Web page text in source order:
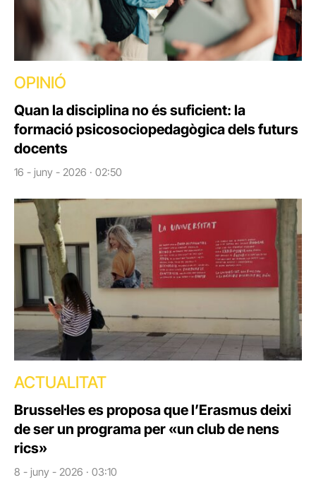
OPINIÓ
Quan la disciplina no és suficient: la
formació psicosociopedagògica dels futurs
docents
16 - juny - 2026 · 02:50
ACTUALITAT
Brussel·les es proposa que l’Erasmus deixi
de ser un programa per «un club de nens
rics»
8 - juny - 2026 · 03:10